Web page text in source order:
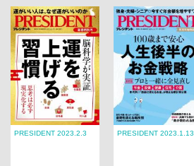
PRESIDENT 2023.2.3 PRESIDENT 2023.1.13